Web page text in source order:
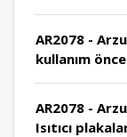
AR2078 -
kullanım
AR2078 -
Isıtıcı